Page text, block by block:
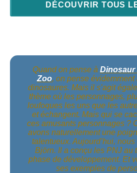
DÉCOUVRIR TOUS
Quand on pense à Dinosaur
Zoo, on pense
dinosaures. Mais il s’agit
thème où les personnages,
loufoques les uns que les
et échangent. Mais qui se
ces amusants personnages ?
avons naturellement une
talentueux. Aujourd’hui,
Björn. Il a conçu les PNJ au
phase de développement. Et
ses exemples de